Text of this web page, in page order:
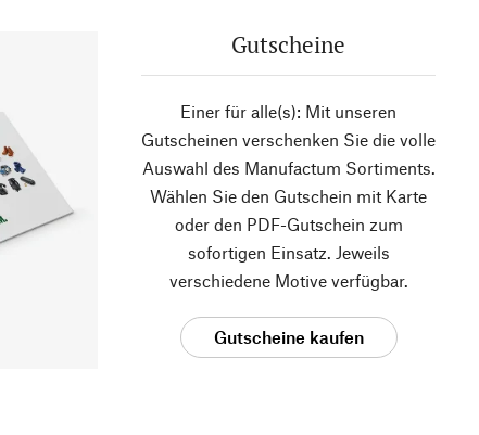
Gutscheine
Einer für alle(s): Mit unseren
Gutscheinen verschenken Sie die volle
Auswahl des Manufactum Sortiments.
Wählen Sie den Gutschein mit Karte
oder den PDF-Gutschein zum
sofortigen Einsatz. Jeweils
verschiedene Motive verfügbar.
Gutscheine kaufen